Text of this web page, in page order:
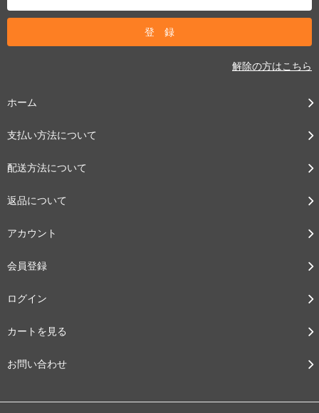
解除の方はこちら
ホーム
支払い方法について
配送方法について
返品について
アカウント
会員登録
ログイン
カートを見る
お問い合わせ